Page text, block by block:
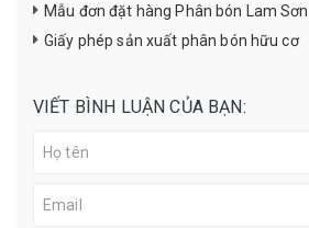
Mẫu đơn đặt hàng Phân bón Lam Sơn
Giấy phép sản xuất phân bón hữu cơ
VIẾT BÌNH LUẬN CỦA BẠN: